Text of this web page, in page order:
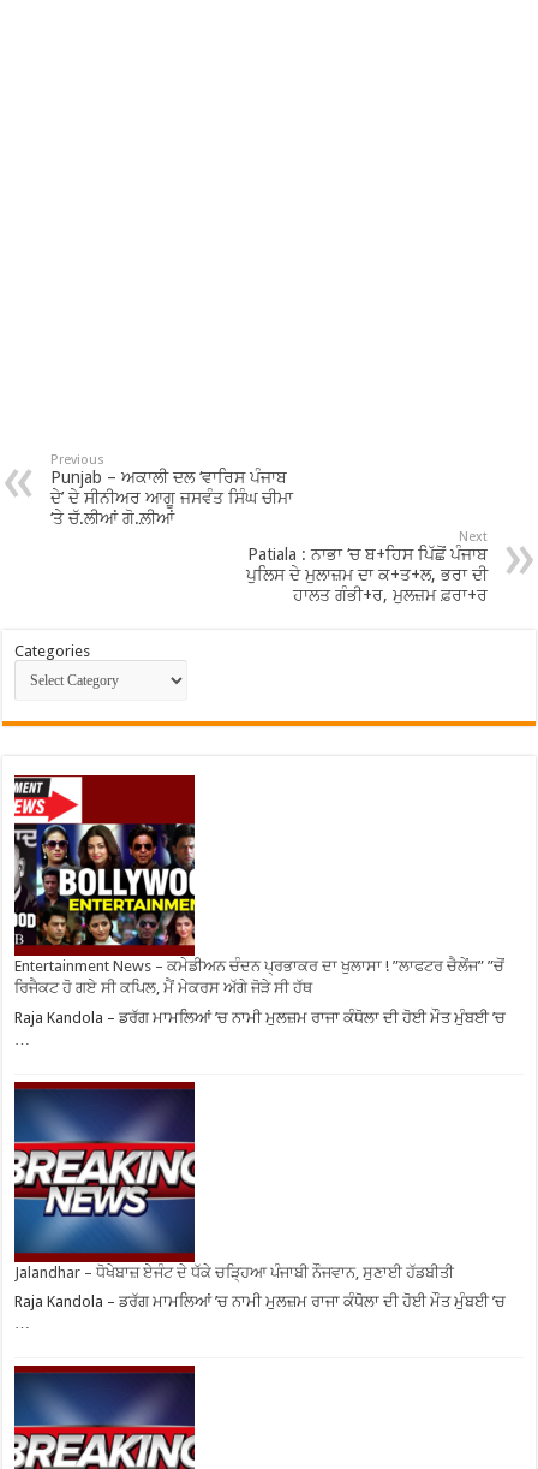
Previous
Punjab – ਅਕਾਲੀ ਦਲ ‘ਵਾਰਿਸ ਪੰਜਾਬ
ਦੇ’ ਦੇ ਸੀਨੀਅਰ ਆਗੂ ਜਸਵੰਤ ਸਿੰਘ ਚੀਮਾ
‘ਤੇ ਚੱ.ਲੀਆਂ ਗੋ.ਲ਼ੀਆਂ
Next
Patiala : ਨਾਭਾ ‘ਚ ਬ+ਹਿਸ ਪਿੱਛੋਂ ਪੰਜਾਬ
ਪੁਲਿਸ ਦੇ ਮੁਲਾਜ਼ਮ ਦਾ ਕ+ਤ+ਲ, ਭਰਾ ਦੀ
ਹਾਲਤ ਗੰਭੀ+ਰ, ਮੁਲਜ਼ਮ ਫ਼ਰਾ+ਰ
Categories
Entertainment News – ਕਮੇਡੀਅਨ ਚੰਦਨ ਪ੍ਰਭਾਕਰ ਦਾ ਖੁਲਾਸਾ ! ”ਲਾਫਟਰ ਚੈਲੇਂਜ” ”ਚੋਂ
ਰਿਜੈਕਟ ਹੋ ਗਏ ਸੀ ਕਪਿਲ, ਮੈਂ ਮੇਕਰਸ ਅੱਗੇ ਜੋੜੇ ਸੀ ਹੱਥ
Raja Kandola – ਡਰੱਗ ਮਾਮਲਿਆਂ ’ਚ ਨਾਮੀ ਮੁਲਜ਼ਮ ਰਾਜਾ ਕੰਧੋਲਾ ਦੀ ਹੋਈ ਮੌਤ ਮੁੰਬਈ ’ਚ
Jalandhar – ਧੋਖੇਬਾਜ਼ ਏਜੰਟ ਦੇ ਧੱਕੇ ਚੜ੍ਹਿਆ ਪੰਜਾਬੀ ਨੌਜਵਾਨ, ਸੁਣਾਈ ਹੱਡਬੀਤੀ
Raja Kandola – ਡਰੱਗ ਮਾਮਲਿਆਂ ’ਚ ਨਾਮੀ ਮੁਲਜ਼ਮ ਰਾਜਾ ਕੰਧੋਲਾ ਦੀ ਹੋਈ ਮੌਤ ਮੁੰਬਈ ’ਚ
…